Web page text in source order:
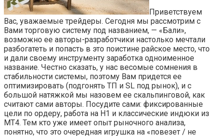
Приветствуем
Вас, уважаемые трейдеры. Сегодня мы рассмотрим с
Вами торговую систему под названием, — «Бали»,
возможно ее авторы-разработчики настолько мечтали
разбогатеть и попасть в это поистине райское место, что
и дали своему инструменту заработка одноименное
название. Честно сказать, у нас весомые сомнения в
стабильности системы, поэтому Вам придется ее
оптимизировать (подгонять ТП и SL под рынок), и с
большой натяжкой мы назовем ее скальпинговой, как
считают сами авторы. Посудите сами: фиксированные
цели по ордеру, работа на Н1 и классические индюки из
МТ4. Тем кто уже имеет опыт рыночного анализа,
понятно, что это очередная игрушка на «повезет / не